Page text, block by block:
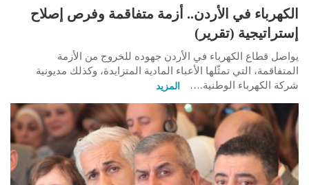
الكهرباء في الأردن.. أزمة متفاقمة وفرص إصلاح
إستراتيجية (تقرير)
يواصل قطاع الكهرباء في الأردن جهوده للخروج من الأزمة
المتفاقمة، التي تمثّلها الأعباء المادية المتزايدة، وكذلك مديونية
شركة الكهرباء الوطنية.…
المزيد